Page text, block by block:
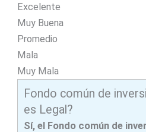
Excelente
Muy Buena
Promedio
Mala
Muy Mala
Fondo común de
es Legal?
Sí, el Fondo común de